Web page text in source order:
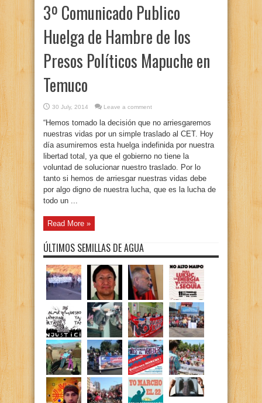
3º Comunicado Publico
Huelga de Hambre de los
Presos Políticos Mapuche en
Temuco
30 July, 2014 Leave a comment
“Hemos tomado la decisión que no arriesgaremos
nuestras vidas por un simple traslado al CET. Hoy
día asumiremos esta huelga indefinida por nuestra
libertad total, ya que el gobierno no tiene la
voluntad de solucionar nuestro traslado. Por lo
tanto si hemos de arriesgar nuestras vidas debe
por algo digno de nuestra lucha, que es la lucha de
todo un ...
Read More »
ÚLTIMOS SEMILLAS DE AGUA